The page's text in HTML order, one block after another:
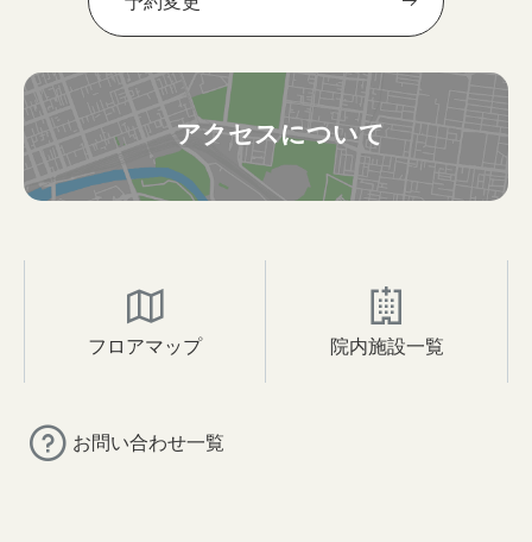
アクセスについて
フロアマップ 院内施設一覧
お問い合わせ一覧